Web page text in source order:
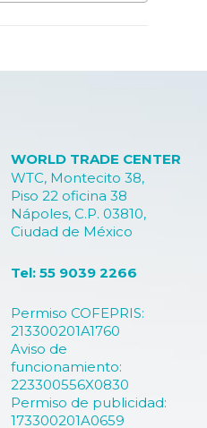
WORLD TRADE CENTER
WTC, Montecito 38,
Piso 22 oficina 38
Nápoles, C.P. 03810,
Ciudad de México
Permiso COFEPRIS:
213300201A1760
Aviso de
funcionamiento:
223300556X0830
Permiso de publicidad:
173300201A0659
Tel: 55 9039 2266